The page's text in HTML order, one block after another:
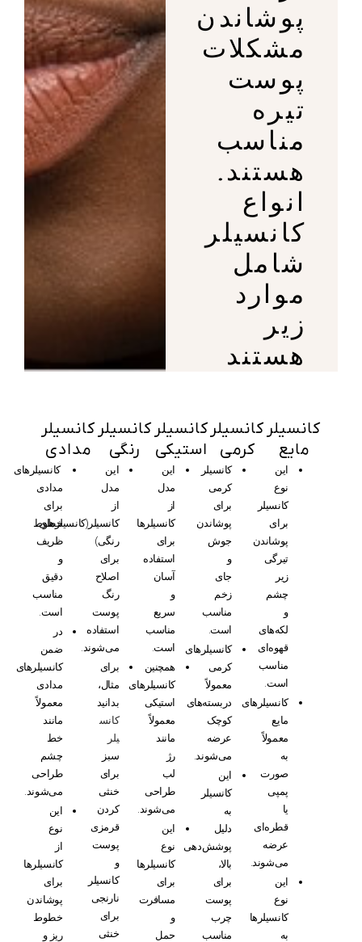
پوشاندن
مشکلات
پوست
تیره
مناسب
هستند.
انواع
کانسیلر
شامل
موارد
زیر
هستند
کانسیلر
مایع
این
نوع
کانسیلر
برای
پوشاندن
تیرگی
زیر
چشم
و
لکه‌های
قهوه‌ای
مناسب
است.
کانسیلرهای
مایع
معمولاً
به
صورت
پمپی
یا
قطره‌ای
عرضه
می‌شوند.
این
نوع
کانسیلرها
به
کانسیلر
کرمی
کانسیلر
کرمی
برای
پوشاندن
جوش
و
جای
زخم
مناسب
است.
کانسیلرهای
کرمی
معمولاً
دربسته‌های
کوچک
عرضه
می‌شوند.
این
کانسیلر
به
دلیل
پوشش‌دهی
بالا،
برای
پوست‌
چرب
مناسب
کانسیلر
استیکی
این
مدل
از
کانسیلرها
برای
استفاده
آسان
و
سریع
مناسب
است.
همچنین
کانسیلرهای
استیکی
معمولاً
مانند
رژ
لب
طراحی
می‌شوند.
این
نوع
کانسیلرها
برای
مسافرت
و
حمل
کانسیلر
رنگی
این
مدل
از
کانسیلر(کانسیلرهای
رنگی)
برای
اصلاح
رنگ
پوست
استفاده
می‌شوند.
برای
مثال،
بدانید
کانس
یلر
سبز
برای
خنثی
کردن
قرمزی
پوست
و
کانسیلر
نارنجی
برای
خنثی
کانسیلر
مدادی
کانسیلرهای
مدادی
برای
خطوط
ظریف
و
دقیق
مناسب
است.
در
ضمن
کانسیلرهای
مدادی
معمولاً
مانند
خط
چشم
طراحی
می‌شوند.
این
نوع
از
کانسیلرها
برای
پوشاندن
خطوط
ریز و